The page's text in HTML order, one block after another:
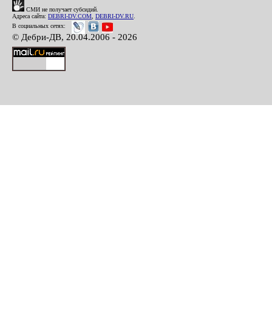
СМИ не получает субсидий.
Адреса сайта: DEBRI-DV.COM DEBRI-DV.RU
В социальных сетях:
© Дебри-ДВ, 20.04.2006 - 2026